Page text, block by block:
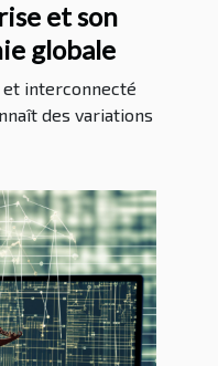
et son
globale
et interconnecté
des variations